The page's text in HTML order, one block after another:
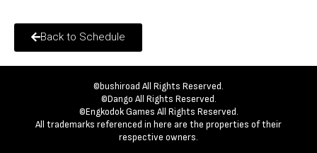
Back to Schedule
©bushiroad All Rights Reserved.
©Dango All Rights Reserved.
©Engkodok Games All Rights Reserved.
All trademarks referenced in here are the properties of their
respective owners.